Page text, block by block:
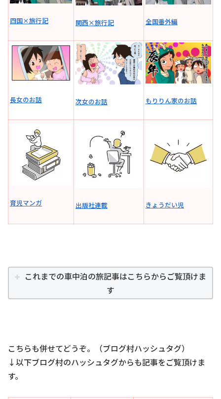
四国×旅行記 関西×旅行記 全国番外編
長女のお話 次女のお話 もりりん家のお話
育児マンガ 出版社連載 きょうだい児
これまでの車中泊の旅記事はこちらからご覧頂けま
す
こちらも併せてどうぞ。（ブログ村ハッシュタグ）
↓以下ブログ村のハッシュタグからも記事をご覧頂けま
す。